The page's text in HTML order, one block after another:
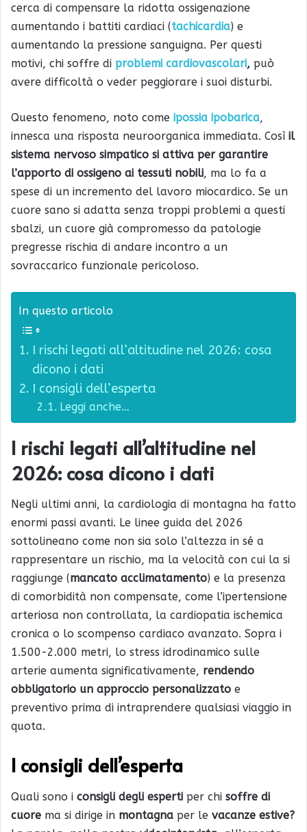
cerca di compensare la ridotta ossigenazione
aumentando i battiti cardiaci (tachicardia) e
aumentando la pressione sanguigna. Per questi
motivi, chi soffre di problemi cardiovascolari, può
avere difficoltà o veder peggiorare i suoi disturbi.
Questo fenomeno, noto come ipossia ipobarica,
innesca una risposta neuroorganica immediata. Così il
sistema nervoso simpatico si attiva per garantire
l’apporto di ossigeno ai tessuti nobili, ma lo fa a
spese di un incremento del lavoro miocardico. Se un
cuore sano si adatta senza troppi problemi a questi
sbalzi, un cuore già compromesso da patologie
pregresse rischia di andare incontro a un
sovraccarico funzionale pericoloso.
In questo articolo
I rischi legati all’altitudine nel 2026: cosa
dicono i dati
I consigli dell’esperta
Leggi anche…
I rischi legati all’altitudine nel
2026: cosa dicono i dati
Negli ultimi anni, la cardiologia di montagna ha fatto
enormi passi avanti. Le linee guida del 2026
sottolineano come non sia solo l’altezza in sé a
rappresentare un rischio, ma la velocità con cui la si
raggiunge (mancato acclimatamento) e la presenza
di comorbidità non compensate, come l’ipertensione
arteriosa non controllata, la cardiopatia ischemica
cronica o lo scompenso cardiaco avanzato. Sopra i
1.500-2.000 metri, lo stress idrodinamico sulle
arterie aumenta significativamente, rendendo
obbligatorio un approccio personalizzato e
preventivo prima di intraprendere qualsiasi viaggio in
quota.
I consigli dell’esperta
Quali sono i consigli degli esperti per chi soffre di
cuore ma si dirige in montagna per le vacanze estive?